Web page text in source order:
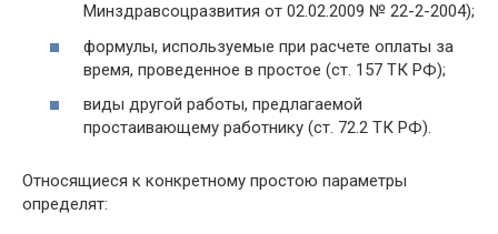
Минздравсоцразвития от 02.02.2009 № 22-2-2004);
формулы, используемые при расчете оплаты за
время, проведенное в простое (ст. 157 ТК РФ);
виды другой работы, предлагаемой
простаивающему работнику (ст. 72.2 ТК РФ).
Относящиеся к конкретному простою параметры
определят: